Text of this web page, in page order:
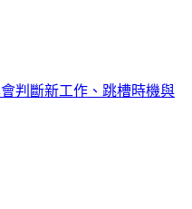
判斷新工作、跳槽時機與